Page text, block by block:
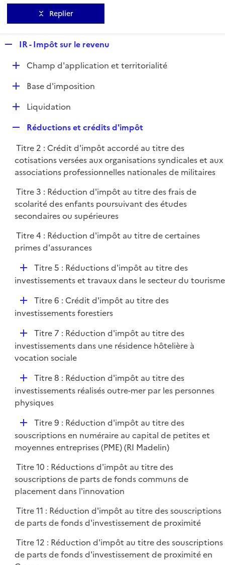
Replier
p
l
i
e
IR - Impôt sur le revenu
DChamp d'application et territorialité
D
e
r
Base d'imposition
D
l
i
e
r
Liquidation
p
l
i
e
Réductions et crédits d'impôt
Titre 2 : Crédit d'impôt accordé au titre des
cotisations versées aux organisations syndicales et aux
associations professionnelles nationales de militaires
Titre 3 : Réduction d'impôt au titre des frais de
scolarité des enfants poursuivant des études
secondaires ou supérieures
Titre 4 : Réduction d'impôt au titre de certaines
primes d'assurances
D
é
i
Titre 5 : Réductions d'impôt au titre des
investissements et travaux dans le secteur du tourisme
D
é
i
e
Titre 6 : Crédit d'impôt au titre des
investissements forestiers
D
é
p
e
r
Titre 7 : Réduction d'impôt au titre des
investissements dans une résidence hôtelière à
vocation sociale
D
é
p
e
r
Titre 8 : Réduction d'impôt au titre des
investissements réalisés outre-mer par les personnes
physiques
D
é
p
i
e
r
Titre 9 : Réduction d'impôt au titre des
souscriptions en numéraire au capital de petites et
moyennes entreprises (PME) (RI Madelin)
Titre 10 : Réductions d'impôt au titre des
souscriptions de parts de fonds communs de
placement dans l'innovation
Titre 11 : Réduction d'impôt au titre des souscriptions
de parts de fonds d'investissement de proximité
Titre 12 : Réduction d'impôt au titre des souscriptions
de parts de fonds d'investissement de proximité en